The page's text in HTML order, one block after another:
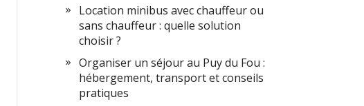
Location minibus avec chauffeur ou
sans chauffeur : quelle solution
choisir ?
Organiser un séjour au Puy du Fou :
hébergement, transport et conseils
pratiques